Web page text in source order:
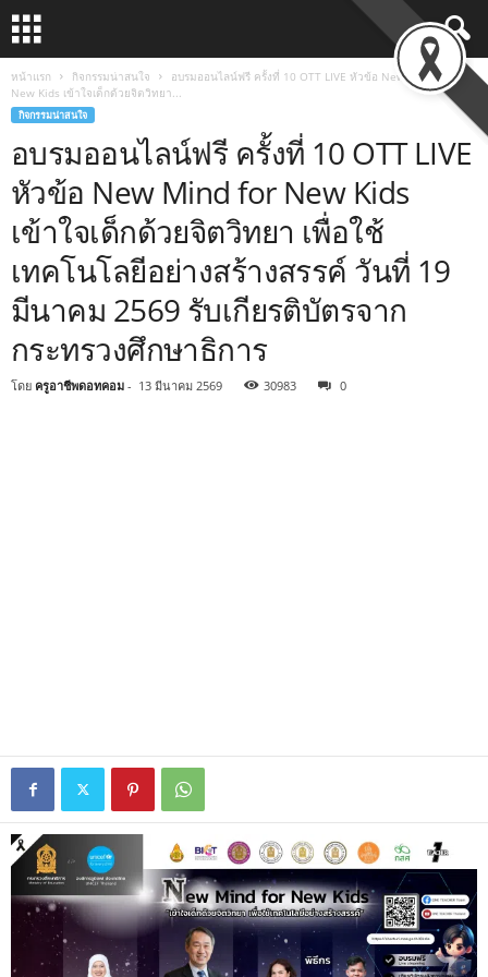
หน้าแรก กิจกรรมน่าสนใจ
อบรมออนไลน์ฟรี ครั้งที่ 10 OTT LIVE หัวข้อ New Mind for
New Kids เข้าใจเด็กด้วยจิตวิทยา...
กิจกรรมน่าสนใจ
อบรมออนไลน์ฟรี ครั้งที่ 10 OTT LIVE
หัวข้อ New Mind for New Kids
เข้าใจเด็กด้วยจิตวิทยา เพื่อใช้
เทคโนโลยีอย่างสร้างสรรค์ วันที่ 19
มีนาคม 2569 รับเกียรติบัตรจาก
กระทรวงศึกษาธิการ
โดย ครูอาชีพดอทคอม - 13 มีนาคม 2569 30983 0